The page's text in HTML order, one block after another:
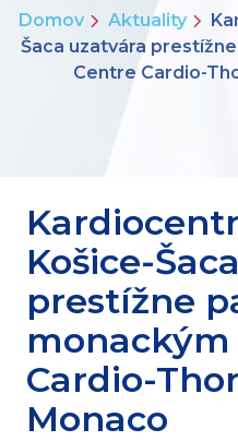
Domov Aktuality
Šaca uzatvára
Centre Cardio-
Košice-
prestížne
monackým
Cardio-
Monaco